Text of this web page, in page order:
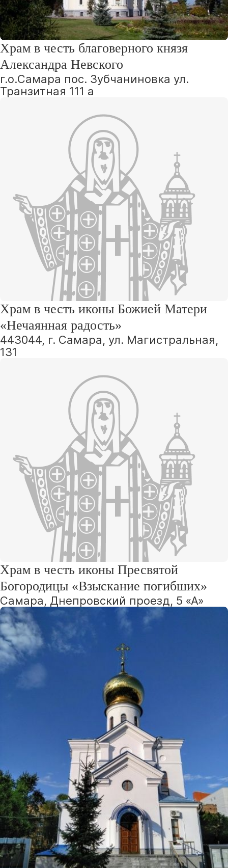
Храм в честь благоверного князя
Александра Невского
г.о.Самара пос. Зубчаниновка ул.
Транзитная 111 а
Храм в честь иконы Божией Матери
«Нечаянная радость»
443044, г. Самара, ул. Магистральная,
131
Храм в честь иконы Пресвятой
Богородицы «Взыскание погибших»
Самара, Днепровский проезд, 5 «А»